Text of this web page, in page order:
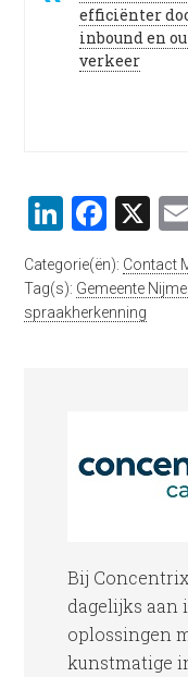
efficiënter
inbound en
verkeer
X
Categorie(ën): Contact
Tag(s): Gemeente
spraakherkenning
Bij
dagelijks aan
oplossingen
kunstmatige